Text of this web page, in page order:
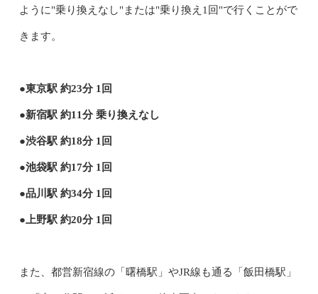
ように"乗り換えなし"または"乗り換え1回"で行くことがで
きます。
●東京駅 約23分 1回
●新宿駅 約11分 乗り換えなし
●渋谷駅 約18分 1回
●池袋駅 約17分 1回
●品川駅 約34分 1回
●上野駅 約20分 1回
また、都営新宿線の「曙橋駅」やJR線も通る「飯田橋駅」